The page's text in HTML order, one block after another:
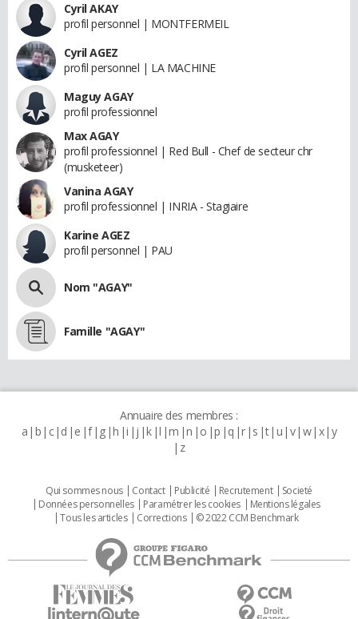
Cyril AKAY
profil personnel | MONTFERMEIL
Cyril AGEZ
profil personnel | LA MACHINE
Maguy AGAY
profil professionnel
Max AGAY
profil professionnel | Red Bull - Chef de secteur chr
(musketeer)
Vanina AGAY
profil professionnel | INRIA - Stagiaire
Karine AGEZ
profil personnel | PAU
Nom "AGAY"
Famille "AGAY"
Annuaire des membres :
a b c d e f g h i j k l m n o p q r s t u v w x y
z
Qui sommes nous Contact Publicité Recrutement
Societé
Données personnelles
Paramétrer les cookies
Mentions légales
Tous les articles
Corrections © 2022 CCM Benchmark